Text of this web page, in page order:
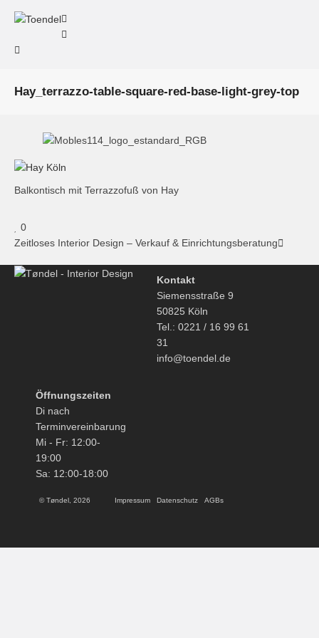
Hay_terrazzo-table-square-red-base-light-grey-top
Balkontisch mit Terrazzofuß von Hay
0
Zeitloses Interior Design – Verkauf & Einrichtungsberatung
Kontakt
Siemensstraße 9
50825 Köln
Tel.: 0221 / 16 99 61
31
info@toendel.de
Öffnungszeiten
Di nach
Terminvereinbarung
Mi - Fr: 12:00-
19:00
Sa: 12:00-18:00
© Tøndel, 2026 Impressum Datenschutz AGBs